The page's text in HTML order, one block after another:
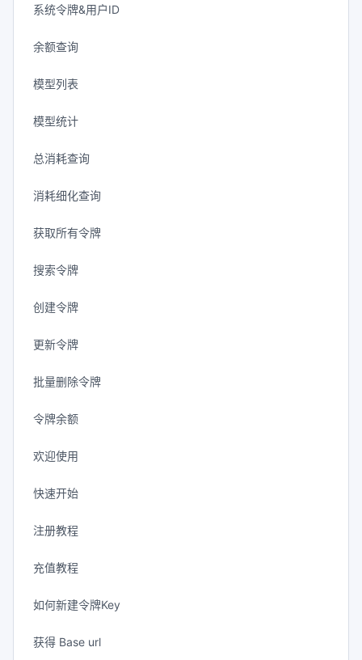
系统令牌&用户ID
余额查询
模型列表
模型统计
总消耗查询
消耗细化查询
获取所有令牌
搜索令牌
创建令牌
更新令牌
批量删除令牌
令牌余额
欢迎使用
快速开始
注册教程
充值教程
如何新建令牌Key
获得 Base url